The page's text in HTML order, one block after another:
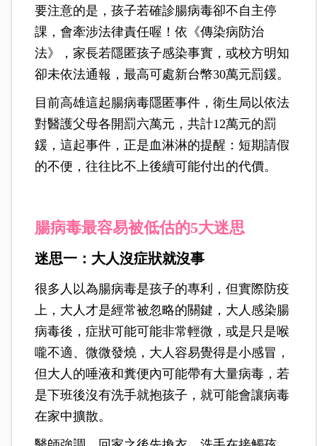
要注意的是，孩子若確診腸病毒卻不自主停
課，會牽涉法律責任喔！依《傳染病防治
法》，家長若隱匿孩子感染事實，或校方明知
卻未依法通報，最高可處新台幣30萬元罰鍰。
目前高雄這起腸病毒隱匿事件，衛生局以依法
對醫護父母各開罰六萬元，共計12萬元的罰
鍰，這起事件，正是血淋淋的提醒：短期請假
的不便，往往比不上後續可能付出的代價。
腸病毒最容易被低估的5大迷思
迷思一：大人沒症狀就沒事
很多人以為腸病毒是孩子的專利，但實際防疫
上，大人才是經常被忽略的關鍵，大人感染腸
病毒後，症狀可能可能非常輕微，或是只是喉
嚨不適、微微發燒，大人容易覺得是小感冒，
但大人的唾液和糞便內可能帶有大量病毒，若
是下班後沒有洗手就抱孩子，就可能會讓病毒
在家中擴散。